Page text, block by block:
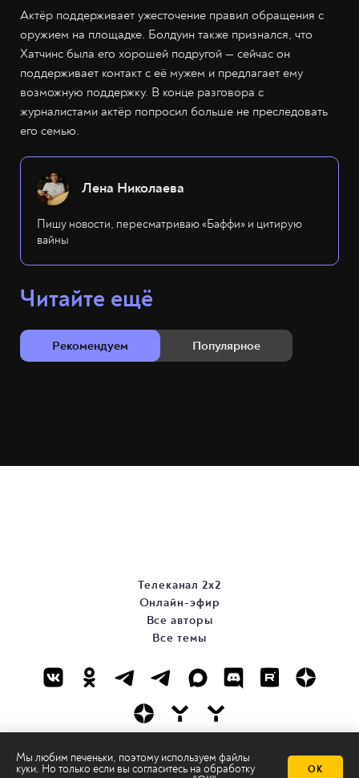
Актёр поддерживает ужесточение правил обращения с
оружием на площадке. Болдуин также признался, что
Хатчинс была его хорошей подругой — сейчас он
поддерживает контакт с её мужем и предлагает ему
возможную поддержку. В конце разговора с
журналистами актёр попросил больше не преследовать
его семью.
Лена Николаева
Пишу новости, пересматриваю «Баффи» и цитирую
вайны
Читайте ещё
Рекомендуем Популярное
Мы любим печеньки, поэтому используем файлы
куки. Но только если вы согласитесь на обработку
ОК
Телеканал 2х2
Онлайн-эфир
Все авторы
Все темы
© ООО «ТРК «2Х2», 2026